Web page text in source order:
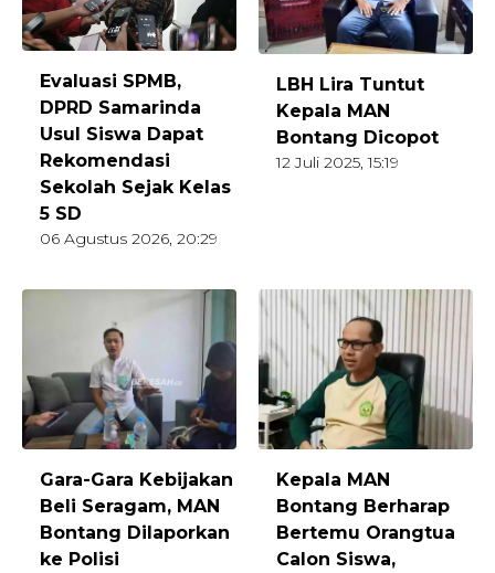
Evaluasi SPMB,
DPRD Samarinda
Usul Siswa Dapat
Rekomendasi
Sekolah Sejak Kelas
5 SD
06 Agustus 2026, 20:29
LBH Lira Tuntut
Kepala MAN
Bontang Dicopot
12 Juli 2025, 15:19
Gara-Gara Kebijakan
Beli Seragam, MAN
Bontang Dilaporkan
ke Polisi
Kepala MAN
Bontang Berharap
Bertemu Orangtua
Calon Siswa,